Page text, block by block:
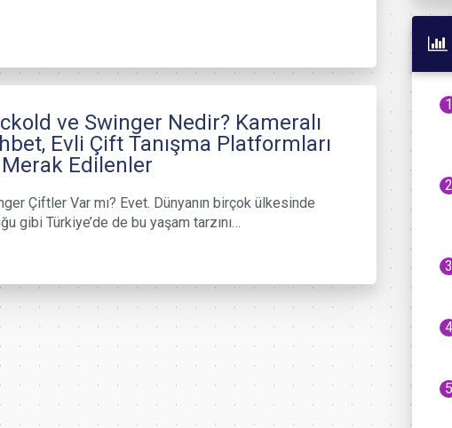
ve Swinger Nedir? Kameralı
Evli Çift Tanışma Platformları
Edilenler
Çiftler Var mı? Evet. Dünyanın birçok ülkesinde
gibi Türkiye’de de bu yaşam tarzını…